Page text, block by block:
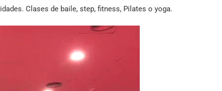
Clases de baile, step, fitness, Pilates o yoga.